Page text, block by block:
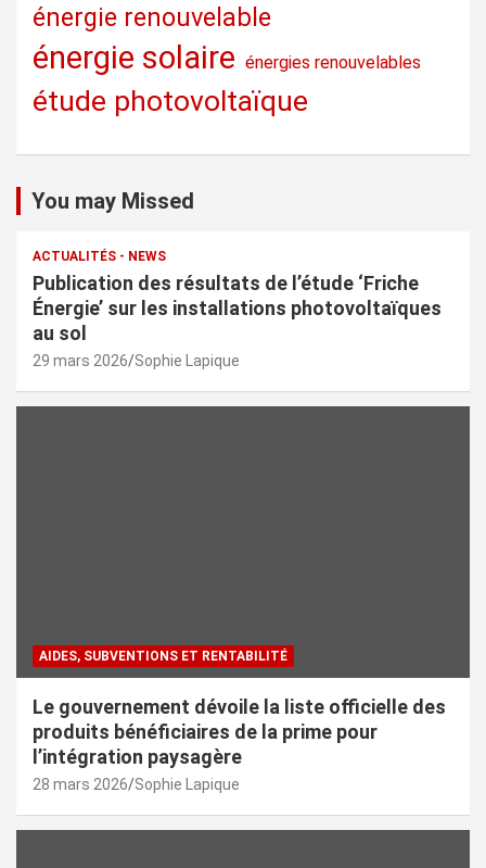
énergie renouvelable
énergie solaire énergies renouvelables
étude photovoltaïque
You may Missed
ACTUALITÉS - NEWS
Publication des résultats de l’étude ‘Friche
Énergie’ sur les installations photovoltaïques
au sol
29 mars 2026 Sophie Lapique
AIDES, SUBVENTIONS ET RENTABILITÉ
Le gouvernement dévoile la liste officielle des
produits bénéficiaires de la prime pour
l’intégration paysagère
28 mars 2026 Sophie Lapique